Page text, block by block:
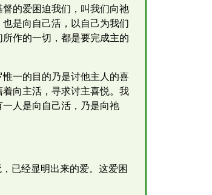
的爱困迫我们，叫我们向祂
是向自己活，以自己为我们
作的一切，都是要完成主的
一的目的乃是讨他主人的喜
向主活，寻求讨主喜悦。我
人是向自己活，乃是向祂
已经显明出来的爱。这爱困